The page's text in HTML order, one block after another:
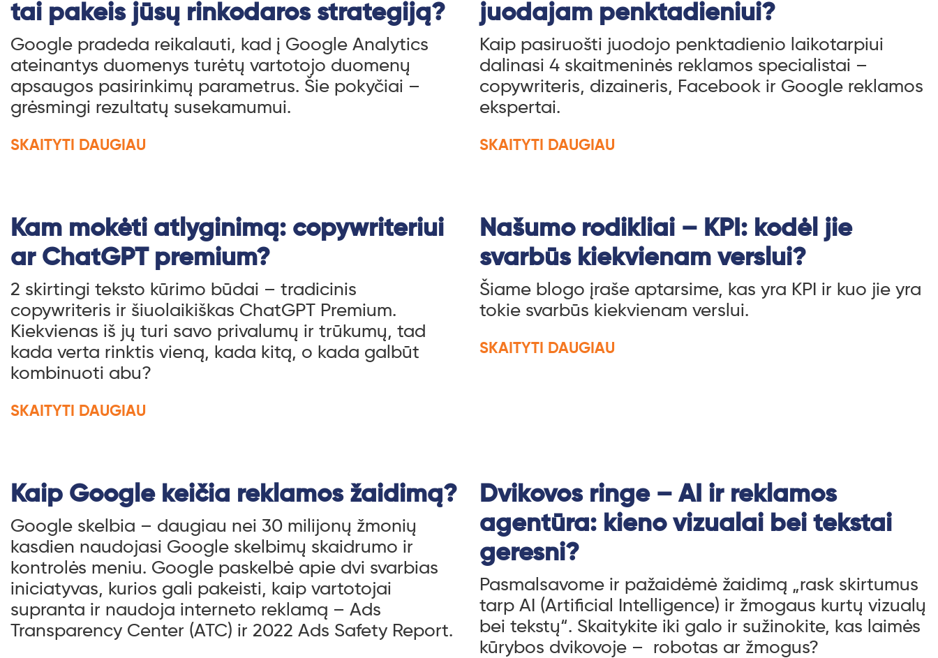
tai pakeis jūsų rinkodaros strategiją?
Google pradeda reikalauti, kad į Google Analytics
ateinantys duomenys turėtų vartotojo duomenų
apsaugos pasirinkimų parametrus. Šie pokyčiai –
grėsmingi rezultatų susekamumui.
SKAITYTI DAUGIAU
juodajam penktadieniui?
Kaip pasiruošti juodojo penktadienio laikotarpiui
dalinasi 4 skaitmeninės reklamos specialistai –
copywriteris, dizaineris, Facebook ir Google reklamos
ekspertai.
SKAITYTI DAUGIAU
Kam mokėti atlyginimą: copywriteriui
ar ChatGPT premium?
2 skirtingi teksto kūrimo būdai – tradicinis
copywriteris ir šiuolaikiškas ChatGPT Premium.
Kiekvienas iš jų turi savo privalumų ir trūkumų, tad
kada verta rinktis vieną, kada kitą, o kada galbūt
kombinuoti abu?
SKAITYTI DAUGIAU
Našumo rodikliai – KPI: kodėl jie
svarbūs kiekvienam verslui?
Šiame blogo įraše aptarsime, kas yra KPI ir kuo jie yra
tokie svarbūs kiekvienam verslui.
SKAITYTI DAUGIAU
Kaip Google keičia reklamos žaidimą?
Google skelbia – daugiau nei 30 milijonų žmonių
kasdien naudojasi Google skelbimų skaidrumo ir
kontrolės meniu. Google paskelbė apie dvi svarbias
iniciatyvas, kurios gali pakeisti, kaip vartotojai
supranta ir naudoja interneto reklamą – Ads
Transparency Center (ATC) ir 2022 Ads Safety Report.
Dvikovos ringe – AI ir reklamos
agentūra: kieno vizualai bei tekstai
geresni?
Pasmalsavome ir pažaidėmė žaidimą „rask skirtumus
tarp AI (Artificial Intelligence) ir žmogaus kurtų vizualų
bei tekstų“. Skaitykite iki galo ir sužinokite, kas laimės
kūrybos dvikovoje – robotas ar žmogus?